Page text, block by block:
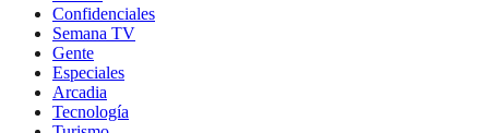
Confidenciales
Semana TV
Gente
Especiales
Arcadia
Tecnología